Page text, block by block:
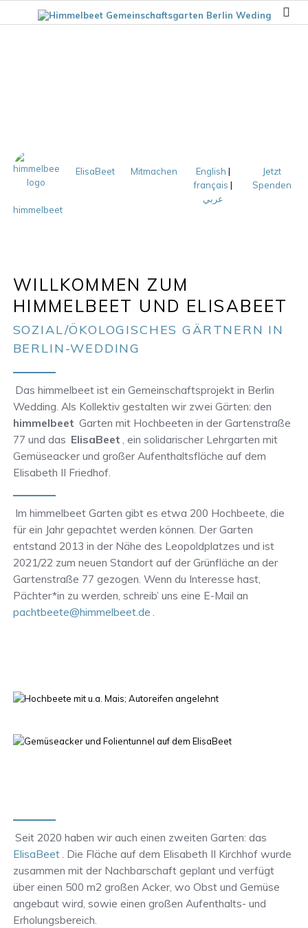
himmelbeet
ElisaBeet Mitmachen English |
français |
عربي
Jetzt
Spenden
WILLKOMMEN ZUM
HIMMELBEET UND ELISABEET
SOZIAL/ÖKOLOGISCHES GÄRTNERN IN
BERLIN-WEDDING
Das himmelbeet ist ein Gemeinschaftsprojekt in Berlin
Wedding. Als Kollektiv gestalten wir zwei Gärten: den
himmelbeet Garten mit Hochbeeten in der Gartenstraße
77 und das ElisaBeet , ein solidarischer Lehrgarten mit
Gemüseacker und großer Aufenthaltsfläche auf dem
Elisabeth II Friedhof.
Im himmelbeet Garten gibt es etwa 200 Hochbeete, die
für ein Jahr gepachtet werden können. Der Garten
entstand 2013 in der Nähe des Leopoldplatzes und ist
2021/22 zum neuen Standort auf der Grünfläche an der
Gartenstraße 77 gezogen. Wenn du Interesse hast,
Pächter*in zu werden, schreib’ uns eine E-Mail an
pachtbeete@himmelbeet.de .
Seit 2020 haben wir auch einen zweiten Garten: das
ElisaBeet. Die Fläche auf dem Elisabeth II Kirchhof wurde
zusammen mit der Nachbarschaft geplant und verfügt
über einen 500 m2 großen Acker, wo Obst und Gemüse
angebaut wird, sowie einen großen Aufenthalts- und
Erholungsbereich.